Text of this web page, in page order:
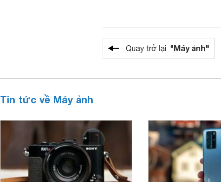
Quay trở lại "Máy ảnh"
Tin tức về Máy ảnh